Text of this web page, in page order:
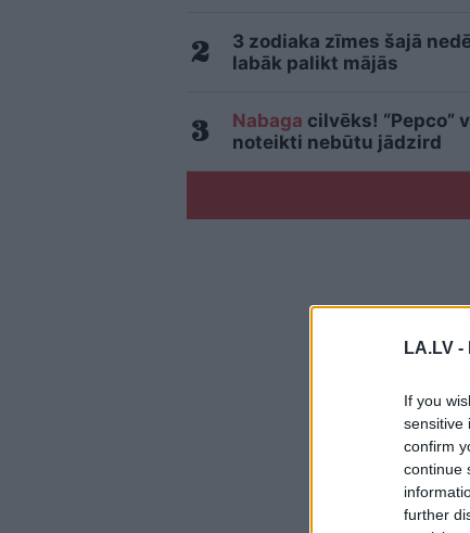
LA.LV -
If you
sensitive
confirm
continue
further
3 zodiaka zīmes šajā
labāk palikt mājās
Nabaga cilvēks! “Pepco”
noteikti nebūtu jādzird